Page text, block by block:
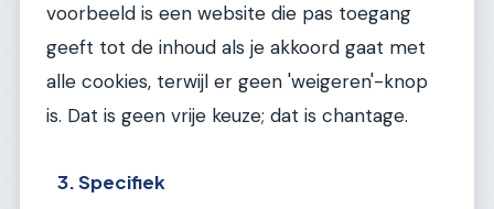
voorbeeld is een website die pas toegang
geeft tot de inhoud als je akkoord gaat met
alle cookies, terwijl er geen 'weigeren'-knop
is. Dat is geen vrije keuze; dat is chantage.
3. Specifiek